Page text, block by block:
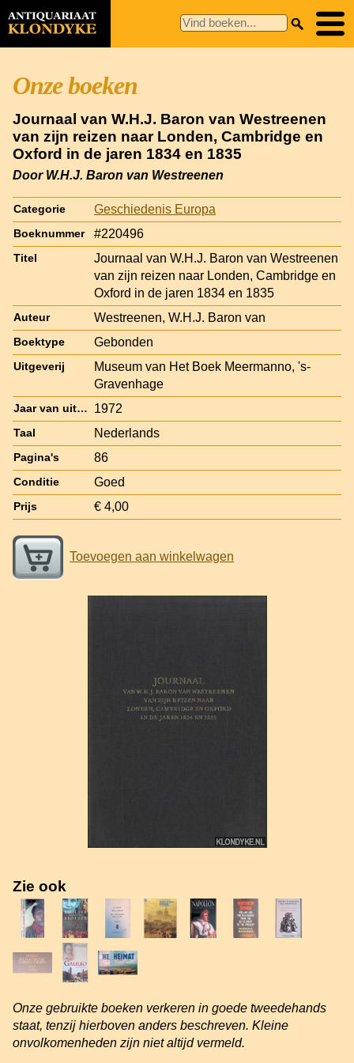
Onze boeken
Journaal van W.H.J. Baron van Westreenen
van zijn reizen naar Londen, Cambridge en
Oxford in de jaren 1834 en 1835
Door W.H.J. Baron van Westreenen
Categorie Geschiedenis Europa
Boeknummer #220496
Titel
Journaal van W.H.J. Baron van Westreenen
van zijn reizen naar Londen, Cambridge en
Oxford in de jaren 1834 en 1835
Auteur Westreenen, W.H.J. Baron van
Boektype Gebonden
Uitgeverij
Museum van Het Boek Meermanno, 's-
Gravenhage
Jaar van uitgave 1972
Taal Nederlands
Pagina's 86
Conditie Goed
Prijs € 4,00
Toevoegen aan winkelwagen
Zie ook
Onze gebruikte boeken verkeren in goede tweedehands
staat, tenzij hierboven anders beschreven. Kleine
onvolkomenheden zijn niet altijd vermeld.